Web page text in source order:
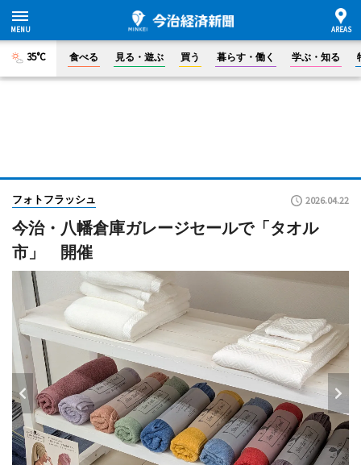
35°C 食べる 見る・遊ぶ 買う 暮らす・働く 学ぶ・知る
フォトフラッシュ 2026.04.22
今治・八幡倉庫ガレージセールで「タオル
市」 開催